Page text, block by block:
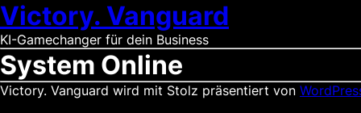
Victory. Vanguard
KI-Gamechanger für dein Business
System Online
Victory. Vanguard wird mit Stolz präsentiert von